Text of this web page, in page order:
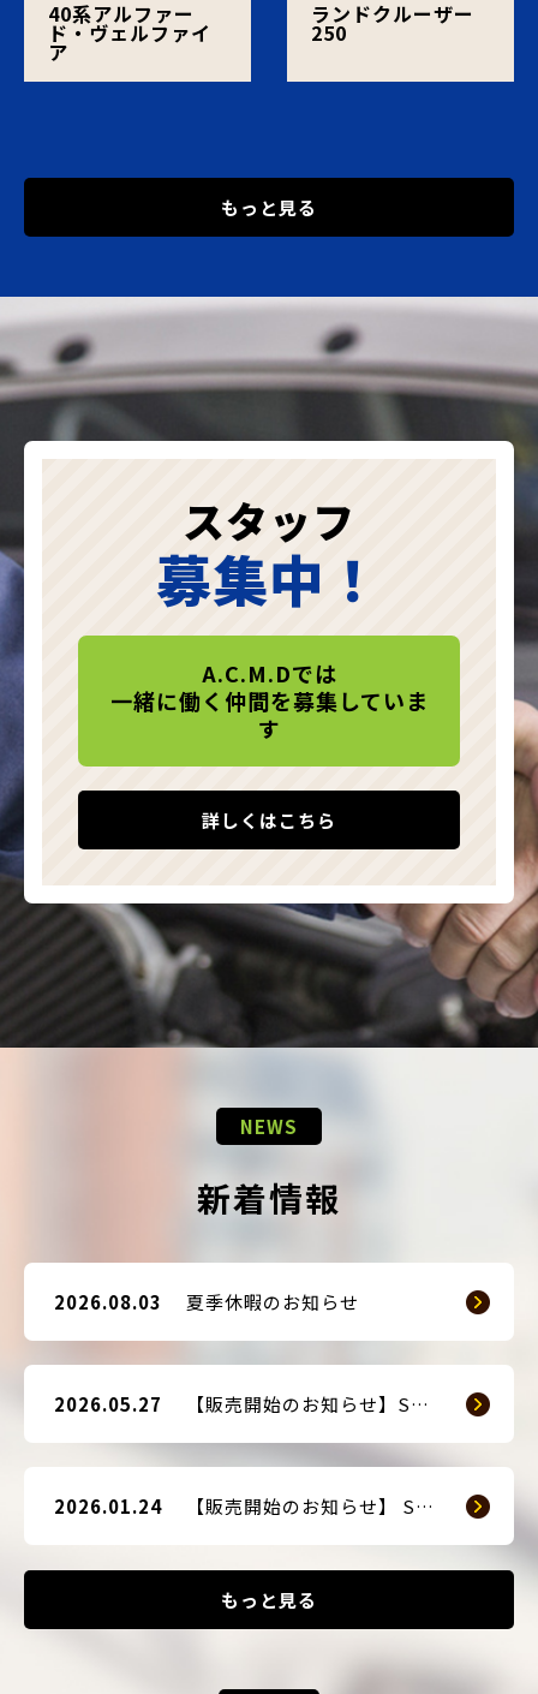
40系アルファー
ド・ヴェルファイ
ア
ランドクルーザー
250
もっと見る
スタッフ
募集中！
A.C.M.Dでは
一緒に働く仲間を募集していま
す
詳しくはこちら
NEWS
新着情報
もっと見る
2026.08.03 夏季休暇のお知らせ
2026.05.27 【販売開始のお知らせ】SMART GUARD 3
2026.01.24 【販売開始のお知らせ】 SMART BLOCKER 2nd-Edition Plus